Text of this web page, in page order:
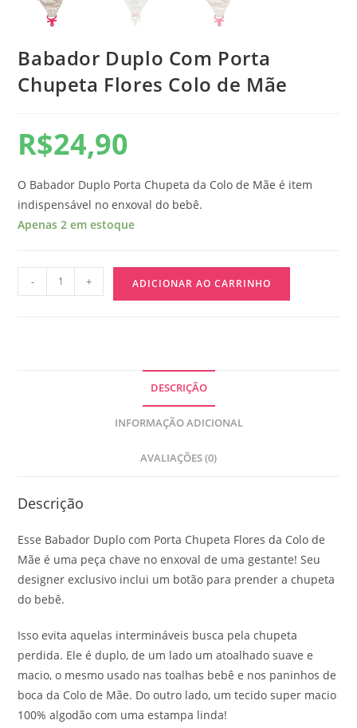
Babador Duplo Com Porta
Chupeta Flores Colo de Mãe
R$24,90
O Babador Duplo Porta Chupeta da Colo de Mãe é item
indispensável no enxoval do bebê.
Apenas 2 em estoque
- + ADICIONAR AO CARRINHO
DESCRIÇÃO
INFORMAÇÃO ADICIONAL
AVALIAÇÕES (0)
Descrição
Esse Babador Duplo com Porta Chupeta Flores da Colo de
Mãe é uma peça chave no enxoval de uma gestante! Seu
designer exclusivo inclui um botão para prender a chupeta
do bebê.
Isso evita aquelas intermináveis busca pela chupeta
perdida. Ele é duplo, de um lado um atoalhado suave e
macio, o mesmo usado nas toalhas bebê e nos paninhos de
boca da Colo de Mãe. Do outro lado, um tecido super macio
100% algodão com uma estampa linda!